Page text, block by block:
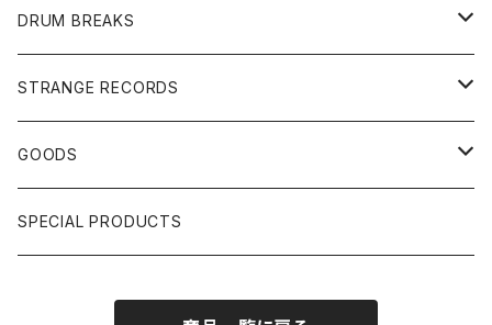
JAPANESE DJ
7"/12"
DONUTS 45
GIRLS
HIPHOP CLASSIC GALLERY
日本語ラップ CLASSIC GALLERY
DRUM BREAKS
US/UK/OTHERS
JAPANESE
STRANGE RECORDS
DRUM DRUM DRUM/KARAOKE
パチソン/AUDIO CHECK/LIBRARY
GOODS
BOOK
SPECIAL PRODUCTS